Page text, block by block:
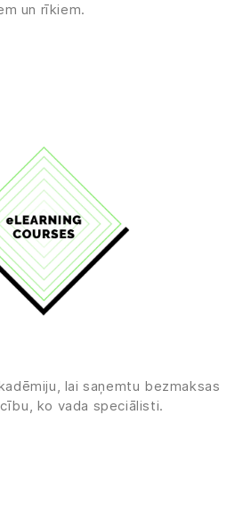
un rīkiem.
lai saņemtu bezmaksas
ko vada speciālisti.